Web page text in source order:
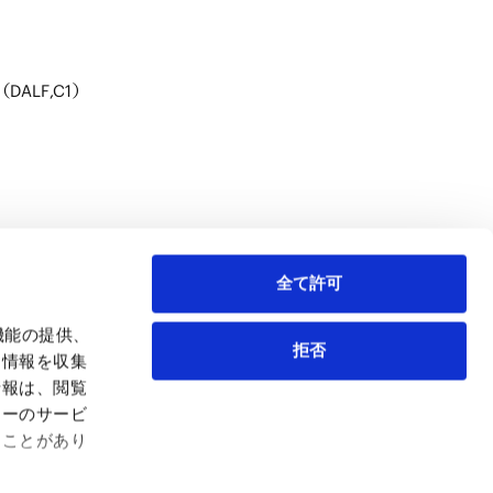
の提供、
報を収集
は、閲覧
のサービ
とがあり
全て許可
拒否
）
社内調査・第三者委員会設置支援 行政調査対応 紛争解決
護士等
扱業務
ンサイト
サイトマップ
利用条件
プライバシー・ポリシー